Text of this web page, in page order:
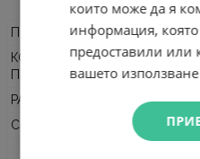
ПРОИЗВОДИТЕЛ
Marvo
КОД НА
ПРОИЗВОДИТЕЛЯ
РАЗМЕР
60%
СВЪРЗВАНЕ
USB
които може да я
информация,
предоставили или
вашето